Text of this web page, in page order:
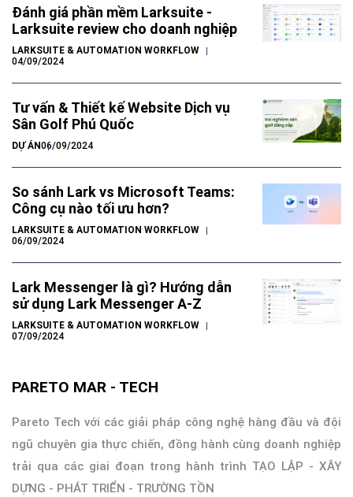
Đánh giá phần mềm Larksuite -
Larksuite review cho doanh nghiệp
LARKSUITE & AUTOMATION WORKFLOW
04/09/2024
Tư vấn & Thiết kế Website Dịch vụ
Sân Golf Phú Quốc
DỰ ÁN06/09/2024
So sánh Lark vs Microsoft Teams:
Công cụ nào tối ưu hơn?
LARKSUITE & AUTOMATION WORKFLOW
06/09/2024
Lark Messenger là gì? Hướng dẫn
sử dụng Lark Messenger A-Z
LARKSUITE & AUTOMATION WORKFLOW
07/09/2024
PARETO MAR - TECH
Pareto Tech với các giải pháp công nghệ hàng đầu và đội
ngũ chuyên gia thực chiến, đồng hành cùng doanh nghiệp
trải qua các giai đoạn trong hành trình TẠO LẬP - XÂY
DỰNG - PHÁT TRIỂN - TRƯỜNG TỒN